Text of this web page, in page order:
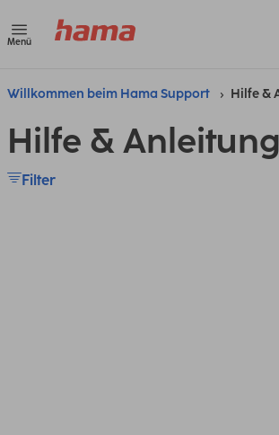
Menü
Willkommen beim Hama Support Hilfe &
Hilfe &
Filter